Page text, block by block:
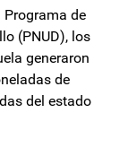
de
(PNUD), los
generaron
de
del estado